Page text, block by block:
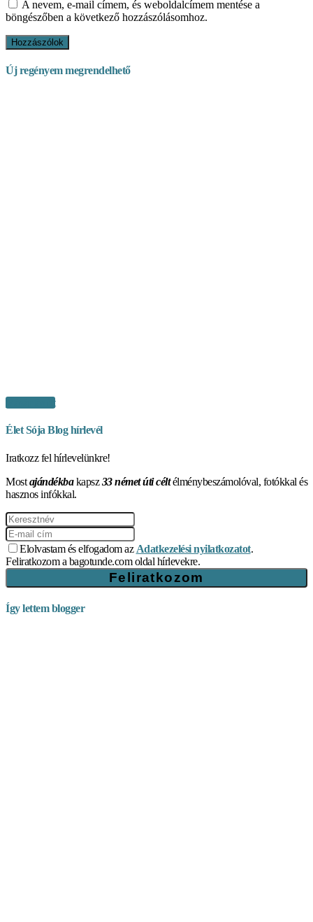
A nevem, e-mail címem, és weboldalcímem mentése a
böngészőben a következő hozzászólásomhoz.
Új regényem megrendelhető
Élet Sója Blog hírlevél
Iratkozz fel hírlevelünkre!
Mostajándékbakapsz33 német úti céltélménybeszámolóval, fotókkal és
hasznos infókkal.
Elolvastam és elfogadom az Adatkezelési nyilatkozatot.
Feliratkozom a bagotunde.com oldal hírlevekre.
Így lettem blogger